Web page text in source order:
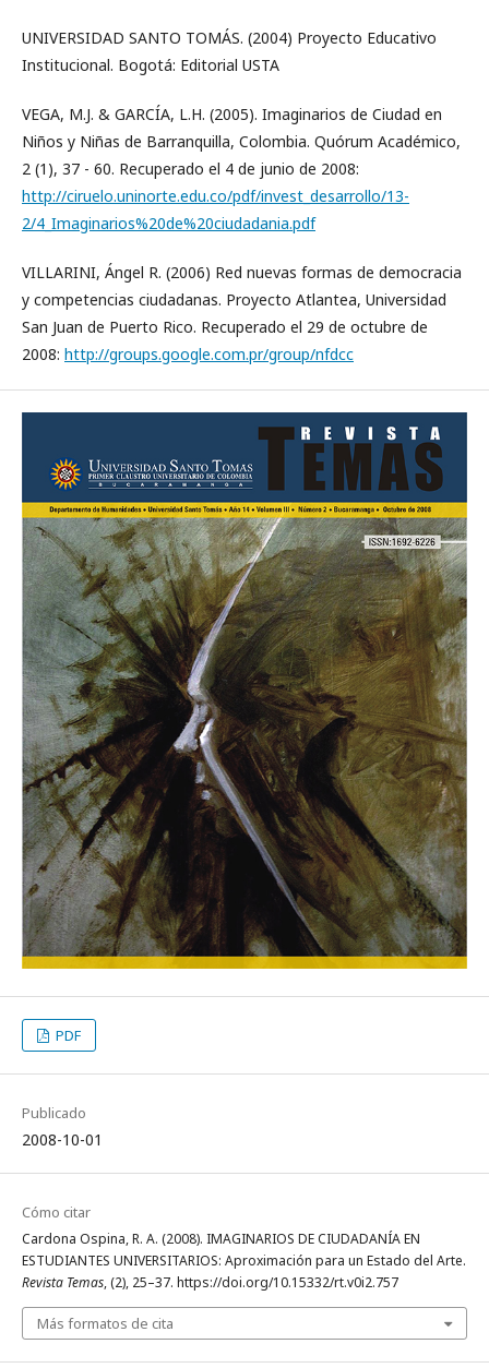
UNIVERSIDAD SANTO TOMÁS. (2004) Proyecto Educativo
Institucional. Bogotá: Editorial USTA
VEGA, M.J. & GARCÍA, L.H. (2005). Imaginarios de Ciudad en
Niños y Niñas de Barranquilla, Colombia. Quórum Académico,
2 (1), 37 - 60. Recuperado el 4 de junio de 2008:
http://ciruelo.uninorte.edu.co/pdf/invest_desarrollo/13-
2/4_Imaginarios%20de%20ciudadania.pdf
VILLARINI, Ángel R. (2006) Red nuevas formas de democracia
y competencias ciudadanas. Proyecto Atlantea, Universidad
San Juan de Puerto Rico. Recuperado el 29 de octubre de
2008: http://groups.google.com.pr/group/nfdcc
PDF
Publicado
2008-10-01
Cómo citar
Cardona Ospina, R. A. (2008). IMAGINARIOS DE CIUDADANÍA EN
ESTUDIANTES UNIVERSITARIOS: Aproximación para un Estado del Arte.
Revista Temas, (2), 25–37. https://doi.org/10.15332/rt.v0i2.757
Más formatos de cita